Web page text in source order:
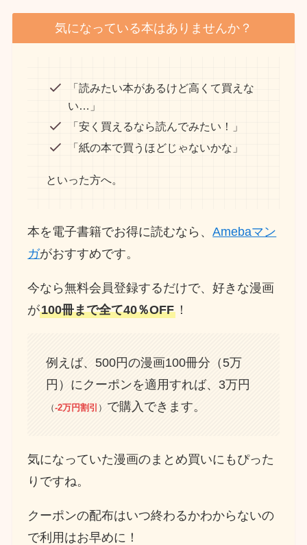
気になっている本はありませんか？
「読みたい本があるけど高くて買えな
い…」
「安く買えるなら読んでみたい！」
「紙の本で買うほどじゃないかな」
といった方へ。
本を電子書籍でお得に読むなら、Amebaマン
ガがおすすめです。
今なら無料会員登録するだけで、好きな漫画
が100冊まで全て40％OFF ！
例えば、500円の漫画100冊分（5万
円）にクーポンを適用すれば、3万円
（-2万円割引 ） で購入できます。
気になっていた漫画のまとめ買いにもぴった
りですね。
クーポンの配布はいつ終わるかわからないの
で利用はお早めに！